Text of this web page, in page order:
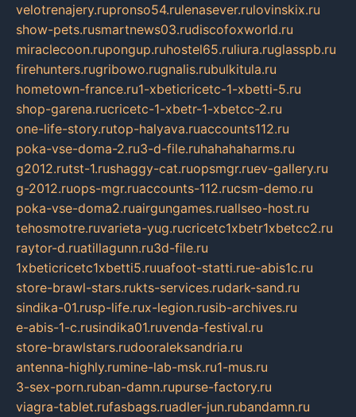
velotrenajery.rupronso54.rulenasever.rulovinskix.ru
show-pets.rusmartnews03.rudiscofoxworld.ru
miraclecoon.rupongup.ruhostel65.ruliura.ruglasspb.ru
firehunters.rugribowo.rugnalis.rubulkitula.ru
hometown-france.ru1-xbeticricetc-1-xbetti-5.ru
shop-garena.rucricetc-1-xbetr-1-xbetcc-2.ru
one-life-story.rutop-halyava.ruaccounts112.ru
poka-vse-doma-2.ru3-d-file.ruhahahaharms.ru
g2012.rutst-1.rushaggy-cat.ruopsmgr.ruev-gallery.ru
g-2012.ruops-mgr.ruaccounts-112.rucsm-demo.ru
poka-vse-doma2.ruairgungames.ruallseo-host.ru
tehosmotre.ruvarieta-yug.rucricetc1xbetr1xbetcc2.ru
raytor-d.ruatillagunn.ru3d-file.ru
1xbeticricetc1xbetti5.ruuafoot-statti.rue-abis1c.ru
store-brawl-stars.rukts-services.rudark-sand.ru
sindika-01.rusp-life.rux-legion.rusib-archives.ru
e-abis-1-c.rusindika01.ruvenda-festival.ru
store-brawlstars.rudooraleksandria.ru
antenna-highly.rumine-lab-msk.ru1-mus.ru
3-sex-porn.ruban-damn.rupurse-factory.ru
viagra-tablet.rufasbags.ruadler-jun.rubandamn.ru